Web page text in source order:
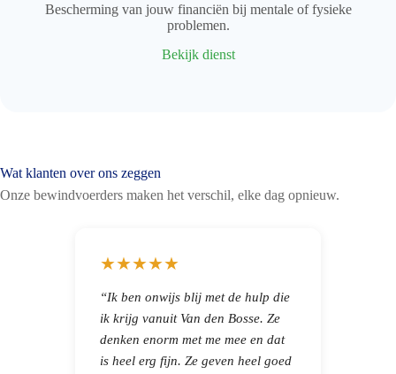
Bescherming van jouw financiën bij mentale of fysieke
problemen.
Bekijk dienst
Wat klanten over ons zeggen
Onze bewindvoerders maken het verschil, elke dag opnieuw.
★★★★★
“Ik ben onwijs blij met de hulp die
ik krijg vanuit Van den Bosse. Ze
denken enorm met me mee en dat
is heel erg fijn. Ze geven heel goed